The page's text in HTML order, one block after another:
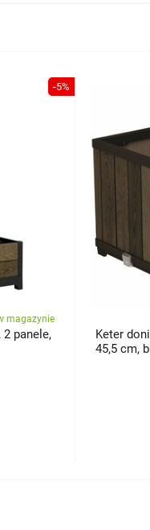
-5%
magazynie
panele,
Keter
45,5 cm,